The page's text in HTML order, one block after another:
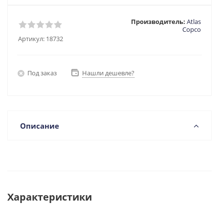
Артикул: 18732
Производитель: Atlas
Copco
Под заказ Нашли дешевле?
Описание
Характеристики